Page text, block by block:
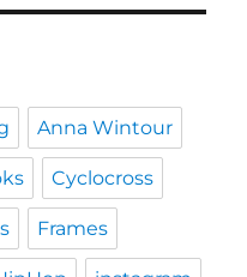
Anna Wintour
Cyclocross
Frames